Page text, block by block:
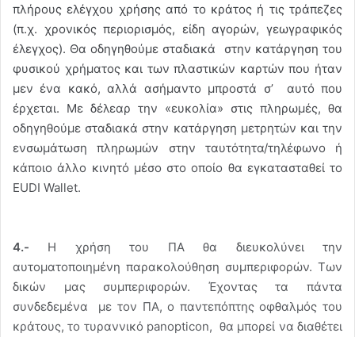
πλήρους ελέγχου χρήσης από το κράτος ή τις τράπεζες
(π.χ. χρονικός περιορισμός, είδη αγορών, γεωγραφικός
έλεγχος). Θα οδηγηθούμε σταδιακά στην κατάργηση του
φυσικού χρήματος και των πλαστικών καρτών που ήταν
μεν ένα κακό, αλλά ασήμαντο μπροστά σ’ αυτό που
έρχεται. Με δέλεαρ την «ευκολία» στις πληρωμές, θα
οδηγηθούμε σταδιακά στην κατάργηση μετρητών και την
ενσωμάτωση πληρωμών στην ταυτότητα/τηλέφωνο ή
κάποιο άλλο κινητό μέσο στο οποίο θα εγκατασταθεί το
EUDI Wallet.
4.- Η χρήση του ΠΑ θα διευκολύνει την
αυτοματοποιημένη παρακολούθηση συμπεριφορών. Των
δικών μας συμπεριφορών. Έχοντας τα πάντα
συνδεδεμένα με τον ΠΑ, ο παντεπόπτης οφθαλμός του
κράτους, το τυραννικό panopticon, θα μπορεί να διαθέτει